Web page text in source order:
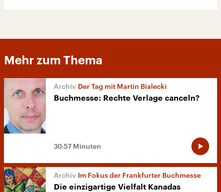
Mehr zum Thema
Der Tag mit Martin Bialecki
Buchmesse: Rechte Verlage canceln?
30:57 Minuten
Im Fokus der Frankfurter Buchmesse
Die einzigartige Vielfalt Kanadas